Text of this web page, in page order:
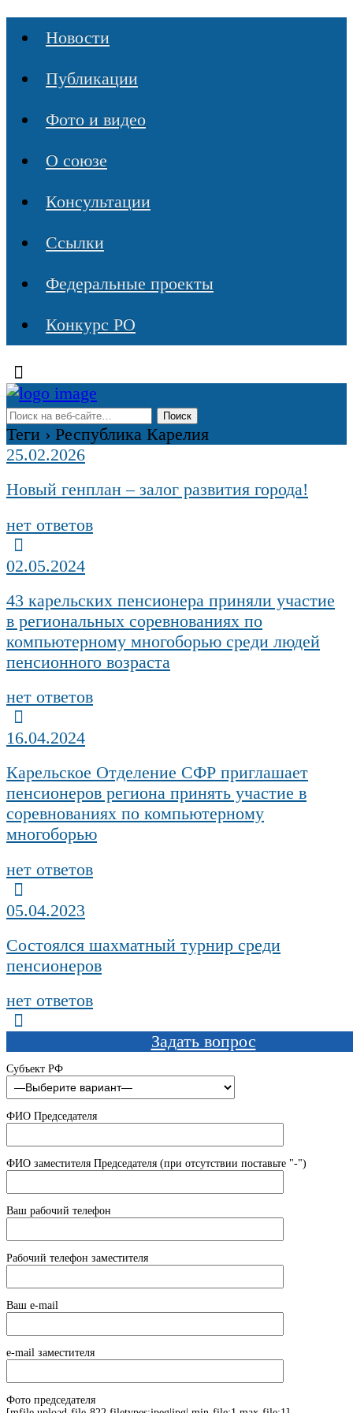
Новости
Публикации
Фото и видео
О союзе
Консультации
Ссылки
Федеральные проекты
Конкурс РО
Теги › Республика Карелия
25.02.2026
Новый генплан – залог развития города!
нет ответов
02.05.2024
43 карельских пенсионера приняли участие
в региональных соревнованиях по
компьютерному многоборью среди людей
пенсионного возраста
нет ответов
16.04.2024
Карельское Отделение СФР приглашает
пенсионеров региона принять участие в
соревнованиях по компьютерному
многоборью
нет ответов
05.04.2023
Cостоялся шахматный турнир среди
пенсионеров
нет ответов
Задать вопрос
Субъект РФ
ФИО Председателя
ФИО заместителя Председателя (при отсутствии поставьте "-")
Ваш рабочий телефон
Рабочий телефон заместителя
Ваш e-mail
e-mail заместителя
Фото председателя